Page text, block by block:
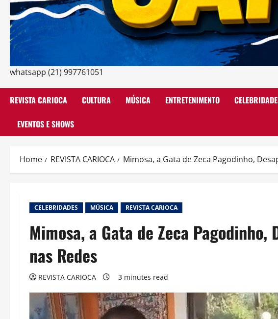
whatsapp (21) 997761051
REVISTA CARIOCA CULTURA MÚSICA ENTRETENIMENTO
EVENTOS E SHOWS
Home REVISTA CARIOCA Mimosa, a Gata de Zeca Pagodinho,
CELEBRIDADES MÚSICA REVISTA CARIOCA
Mimosa, a Gata de Zeca
nas Redes
REVISTA CARIOCA 3 minutes read